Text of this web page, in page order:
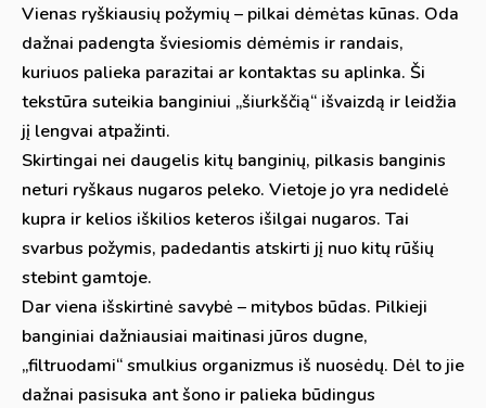
Vienas ryškiausių požymių – pilkai dėmėtas kūnas. Oda
dažnai padengta šviesiomis dėmėmis ir randais,
kuriuos palieka parazitai ar kontaktas su aplinka. Ši
tekstūra suteikia banginiui „šiurkščią“ išvaizdą ir leidžia
jį lengvai atpažinti.
Skirtingai nei daugelis kitų banginių, pilkasis banginis
neturi ryškaus nugaros peleko. Vietoje jo yra nedidelė
kupra ir kelios iškilios keteros išilgai nugaros. Tai
svarbus požymis, padedantis atskirti jį nuo kitų rūšių
stebint gamtoje.
Dar viena išskirtinė savybė – mitybos būdas. Pilkieji
banginiai dažniausiai maitinasi jūros dugne,
„filtruodami“ smulkius organizmus iš nuosėdų. Dėl to jie
dažnai pasisuka ant šono ir palieka būdingus